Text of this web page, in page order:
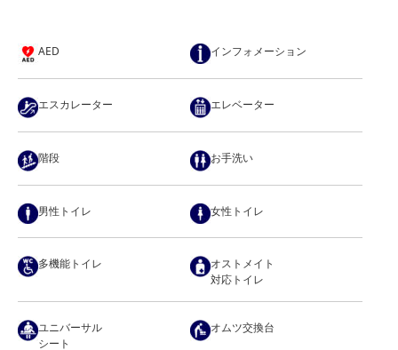
AED インフォメーション
エスカレーター エレベーター
階段 お手洗い
男性トイレ 女性トイレ
多機能トイレ
オストメイト
対応トイレ
ユニバーサル
シート
オムツ交換台